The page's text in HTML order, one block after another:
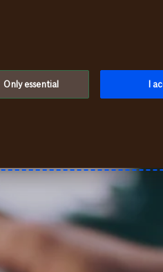
Only essential I